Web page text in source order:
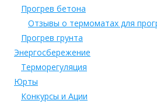
Прогрев бетона
Отзывы о термоматах для
Прогрев грунта
Энергосбережение
Терморегуляция
Юрты
Конкурсы и Ации